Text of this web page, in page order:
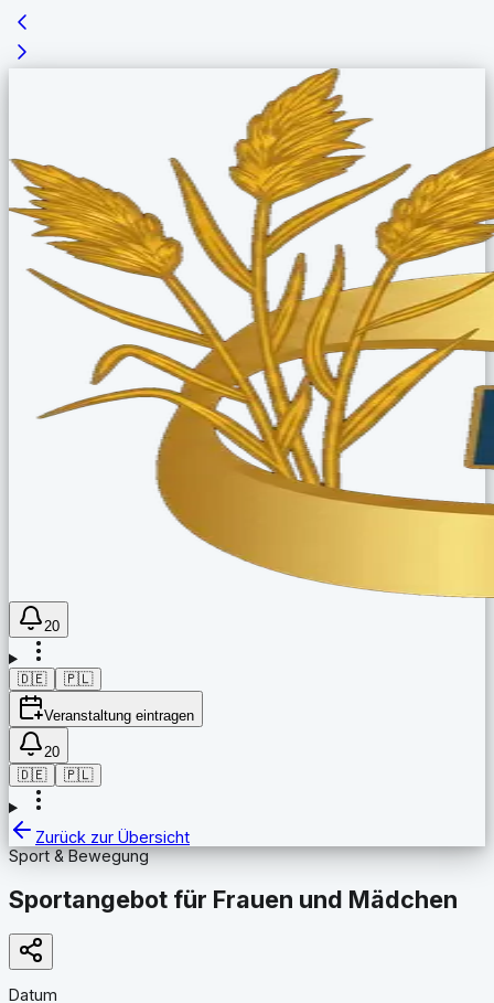
20
🇩🇪 🇵🇱
Veranstaltung eintragen
20
🇩🇪
🇵🇱
Zurück zur Übersicht
Sport & Bewegung
Sportangebot für Frauen und Mädchen
Datum